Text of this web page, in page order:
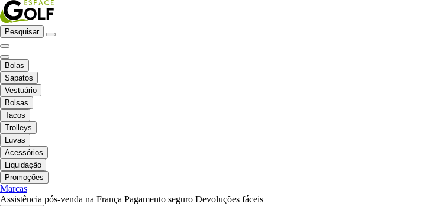
Pesquisar
Bolas
Sapatos
Vestuário
Bolsas
Tacos
Trolleys
Luvas
Acessórios
Liquidação
Promoções
Marcas
Assistência pós-venda na França Pagamento seguro Devoluções fáceis